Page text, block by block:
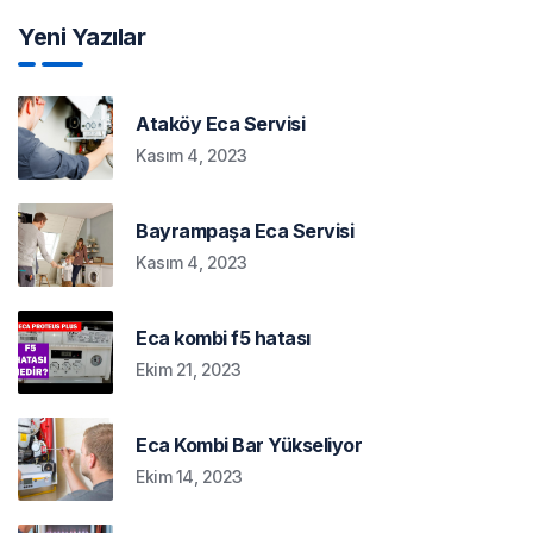
Yeni Yazılar
Ataköy Eca Servisi
Kasım 4, 2023
Bayrampaşa Eca Servisi
Kasım 4, 2023
Eca kombi f5 hatası
Ekim 21, 2023
Eca Kombi Bar Yükseliyor
Ekim 14, 2023